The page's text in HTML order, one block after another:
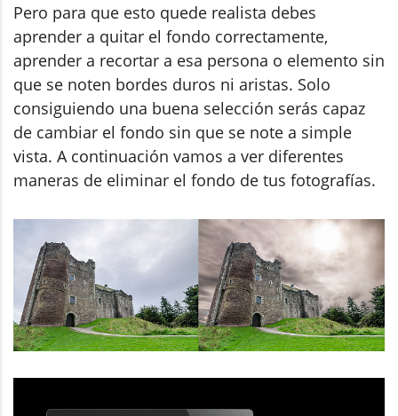
Pero para que esto quede realista debes
aprender a quitar el fondo correctamente,
aprender a recortar a esa persona o elemento sin
que se noten bordes duros ni aristas. Solo
consiguiendo una buena selección serás capaz
de cambiar el fondo sin que se note a simple
vista. A continuación vamos a ver diferentes
maneras de eliminar el fondo de tus fotografías.